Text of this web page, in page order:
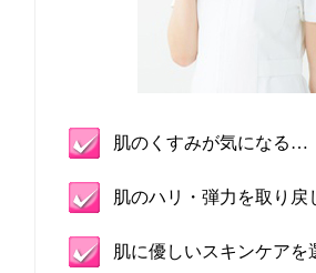
肌のくすみが気になる…
肌のハリ・弾力を取り戻
肌に優しいスキンケアを